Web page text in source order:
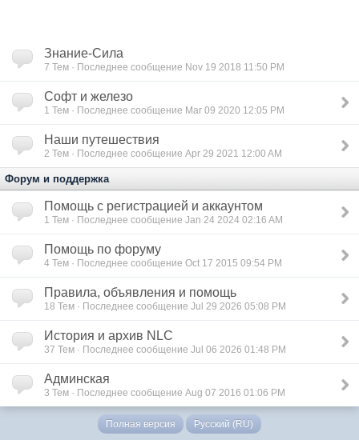
Знание-Сила
7 Тем · Последнее сообщение Nov 19 2018 11:50 PM
Софт и железо
1 Тем · Последнее сообщение Mar 09 2020 12:05 PM
Наши путешествия
2 Тем · Последнее сообщение Apr 29 2021 12:00 AM
Форум и поддержка
Помощь с регистрацией и аккаунтом
1 Тем · Последнее сообщение Jan 24 2024 02:16 AM
Помощь по форуму
4 Тем · Последнее сообщение Oct 17 2015 09:54 PM
Правила, объявления и помощь
18 Тем · Последнее сообщение Jul 29 2026 05:08 PM
История и архив NLC
37 Тем · Последнее сообщение Jul 06 2026 01:48 PM
Админская
3 Тем · Последнее сообщение Aug 07 2016 01:06 PM
Полная версия Русский (RU)